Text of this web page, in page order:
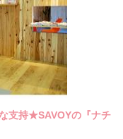
支持★SAVOYの『ナチ